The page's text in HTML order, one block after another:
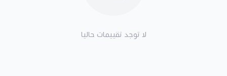
لا توجد تقييمات حاليا